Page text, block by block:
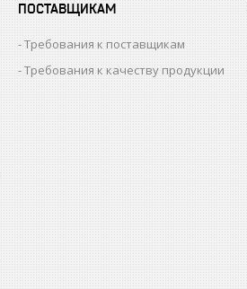
ПОСТАВЩИКАМ
Требования к поставщикам
Требования к качеству продукции